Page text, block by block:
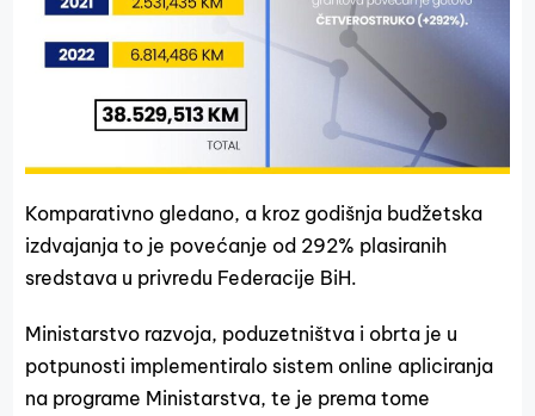
Komparativno gledano, a kroz godišnja budžetska
izdvajanja to je povećanje od 292% plasiranih
sredstava u privredu Federacije BiH.
Ministarstvo razvoja, poduzetništva i obrta je u
potpunosti implementiralo sistem online apliciranja
na programe Ministarstva, te je prema tome